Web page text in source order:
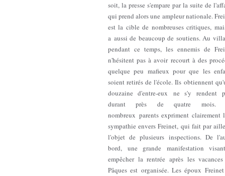
soit, la presse s'empare par la suite de
qui prend alors une ampleur nationale.
est la cible de nombreuses critiques,
a aussi de beaucoup de soutiens. Au
pendant ce temps, les ennemis de
n'hésitent pas à avoir recourt à des
quelque peu mafieux pour que les
soient retirés de l'école. Ils obtiennent
douzaine d'entre-eux ne s'y rendent
durant près de quatre mois.
nombreux parents expriment clairement
sympathie envers Freinet, qui fait par
l'objet de plusieurs inspections. De
bord, une grande manifestation
empêcher la rentrée après les
Pâques est organisée. Les époux